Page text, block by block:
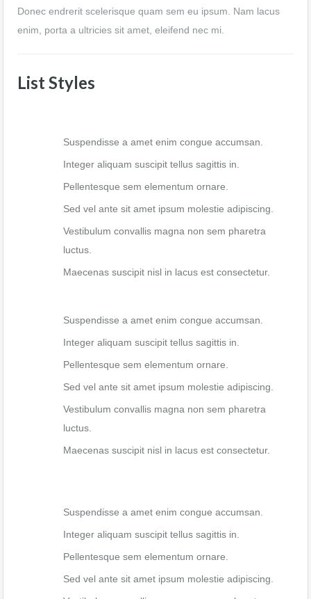
Donec endrerit scelerisque quam sem eu ipsum. Nam lacus
enim, porta a ultricies sit amet, eleifend nec mi.
List Styles
Suspendisse a amet enim congue accumsan.
Integer aliquam suscipit tellus sagittis in.
Pellentesque sem elementum ornare.
Sed vel ante sit amet ipsum molestie adipiscing.
Vestibulum convallis magna non sem pharetra
luctus.
Maecenas suscipit nisl in lacus est consectetur.
Suspendisse a amet enim congue accumsan.
Integer aliquam suscipit tellus sagittis in.
Pellentesque sem elementum ornare.
Sed vel ante sit amet ipsum molestie adipiscing.
Vestibulum convallis magna non sem pharetra
luctus.
Maecenas suscipit nisl in lacus est consectetur.
Suspendisse a amet enim congue accumsan.
Integer aliquam suscipit tellus sagittis in.
Pellentesque sem elementum ornare.
Sed vel ante sit amet ipsum molestie adipiscing.